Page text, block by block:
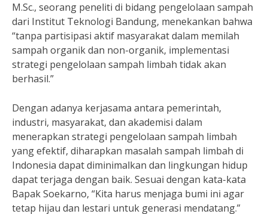
M.Sc., seorang peneliti di bidang pengelolaan sampah
dari Institut Teknologi Bandung, menekankan bahwa
“tanpa partisipasi aktif masyarakat dalam memilah
sampah organik dan non-organik, implementasi
strategi pengelolaan sampah limbah tidak akan
berhasil.”
Dengan adanya kerjasama antara pemerintah,
industri, masyarakat, dan akademisi dalam
menerapkan strategi pengelolaan sampah limbah
yang efektif, diharapkan masalah sampah limbah di
Indonesia dapat diminimalkan dan lingkungan hidup
dapat terjaga dengan baik. Sesuai dengan kata-kata
Bapak Soekarno, “Kita harus menjaga bumi ini agar
tetap hijau dan lestari untuk generasi mendatang.”